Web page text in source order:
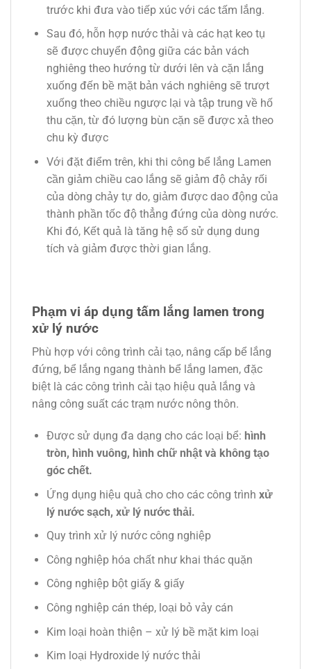
trước khi đưa vào tiếp xúc với các tấm lắng.
Sau đó, hỗn hợp nước thải và các hạt keo tụ
sẽ được chuyển động giữa các bản vách
nghiêng theo hướng từ dưới lên và cặn lắng
xuống đến bề mặt bản vách nghiêng sẽ trượt
xuống theo chiều ngược lại và tập trung về hố
thu cặn, từ đó lượng bùn cặn sẽ được xả theo
chu kỳ được
Với đặt điểm trên, khi thi công bể lắng Lamen
cần giảm chiều cao lắng sẽ giảm độ chảy rối
của dòng chảy tự do, giảm được dao động của
thành phần tốc độ thẳng đứng của dòng nước.
Khi đó, Kết quả là tăng hệ số sử dụng dung
tích và giảm được thời gian lắng.
Phạm vi áp dụng tấm lắng lamen trong
xử lý nước
Phù hợp với công trình cải tạo, nâng cấp bể lắng
đứng, bể lắng ngang thành bể lắng lamen, đặc
biệt là các công trình cải tạo hiệu quả lắng và
nâng công suất các trạm nước nông thôn.
Được sử dụng đa dạng cho các loại bể: hình
tròn, hình vuông, hình chữ nhật và không tạo
góc chết.
Ứng dụng hiệu quả cho cho các công trình xử
lý nước sạch, xử lý nước thải.
Quy trình xử lý nước công nghiệp
Công nghiệp hóa chất như khai thác quặn
Công nghiệp bột giấy & giấy
Công nghiệp cán thép, loại bỏ vảy cán
Kim loại hoàn thiện – xử lý bề mặt kim loại
Kim loại Hydroxide lý nước thải